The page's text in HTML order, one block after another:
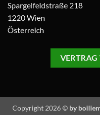
Spargelfeldstraße 218
1220 Wien
Österreich
Copyright 2026 © by